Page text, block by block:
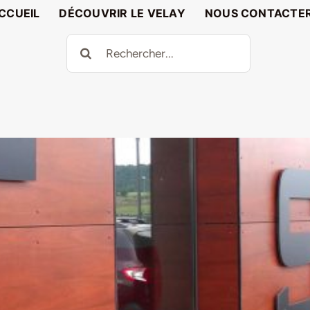
DÉCOUVRIR LE VELAY
NOUS
Rechercher: